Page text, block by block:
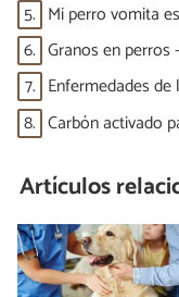
5. Mi perro vomita
6. Granos en perros
7. Enfermedades
8. Carbón activado
Artículos